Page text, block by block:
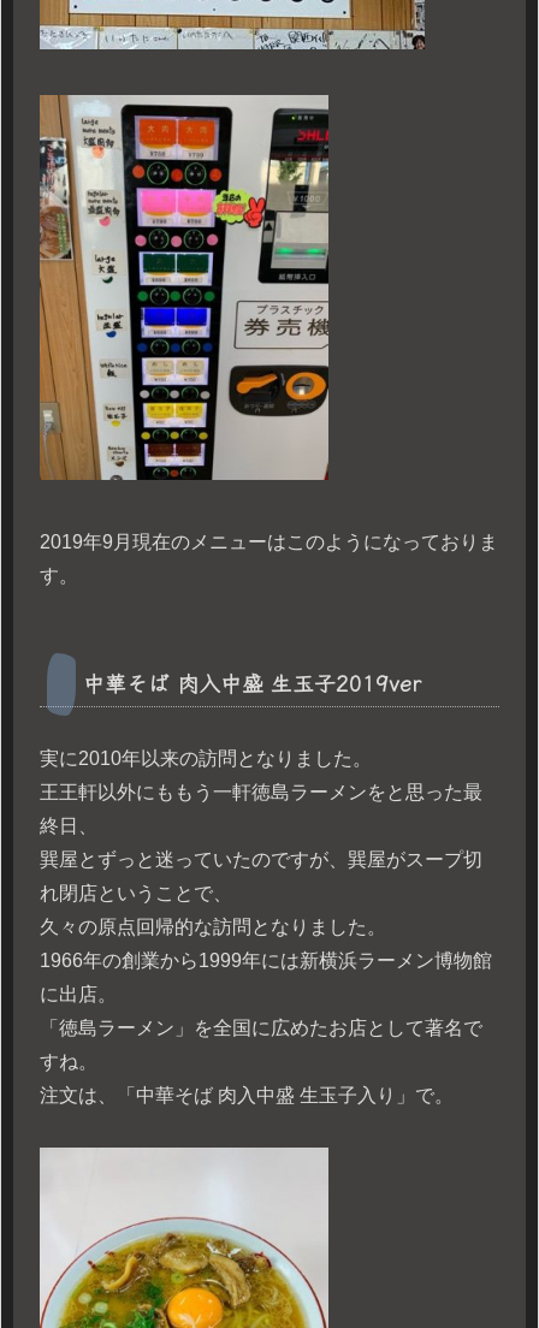
2019年9月現在のメニューはこのようになっておりま
す。
中華そば 肉入中盛 生玉子2019ver
実に2010年以来の訪問となりました。
王王軒以外にももう一軒徳島ラーメンをと思った最
終日、
巽屋とずっと迷っていたのですが、巽屋がスープ切
れ閉店ということで、
久々の原点回帰的な訪問となりました。
1966年の創業から1999年には新横浜ラーメン博物館
に出店。
「徳島ラーメン」を全国に広めたお店として著名で
すね。
注文は、「中華そば 肉入中盛 生玉子入り」で。